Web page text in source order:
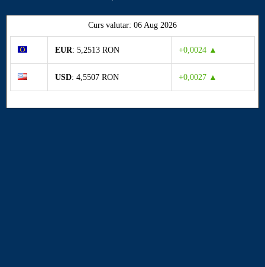
Curs valutar: 06 Aug 2026
EUR: 5,2513 RON +0,0024 ▲
USD: 4,5507 RON +0,0027 ▲